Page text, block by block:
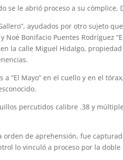
le abrió proceso a su cómplice,
ayudados por otro sujeto
Noé Bonifacio Puentes Rodríguez
la calle Miguel Hidalgo,
a “El Mayo” en el cuello y en el
percutidos calibre .38 y
de aprehensión, fue
lo vinculó a proceso por la doble